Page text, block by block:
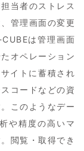
当者のストレス
管理画面の変更
は管理画面
オペレーション
イトに蓄積され
コードなどの資
このようなデー
や精度の高いマ
閲覧・取得でき